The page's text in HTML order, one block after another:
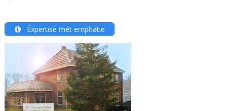
Éxpertise mét emphatie